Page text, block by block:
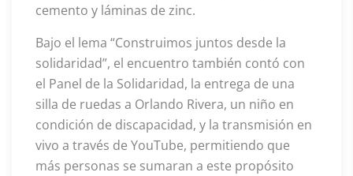
cemento y láminas de zinc.
Bajo el lema “Construimos juntos desde la
solidaridad”, el encuentro también contó con
el Panel de la Solidaridad, la entrega de una
silla de ruedas a Orlando Rivera, un niño en
condición de discapacidad, y la transmisión en
vivo a través de YouTube, permitiendo que
más personas se sumaran a este propósito